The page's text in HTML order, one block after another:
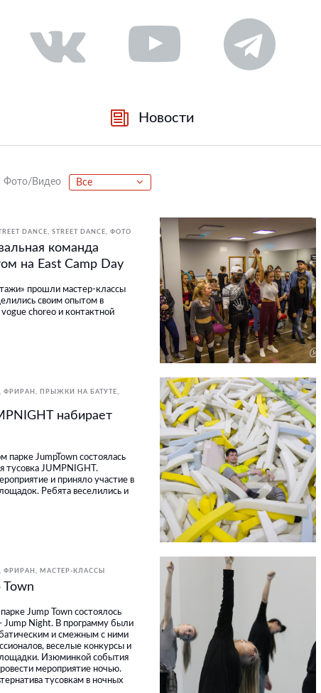
Новости
Фото/Видео Все
DANCE STREET DANCE ФОТО
команда
на East Camp Day
прошли мастер-классы
своим опытом в
choreo и контактной
ФРИРАН
ПРЫЖКИ НА БАТУТЕ
набирает
парке JumpTown состоялась
тусовка JUMPNIGHT.
и приняло участие в
Ребята веселились и
ФРИРАН МАСТЕР-КЛАССЫ
Town
Jump Town состоялось
Jump Night. В программу были
и смежным с ними
веселые конкурсы и
Изюминкой события
мероприятие ночью.
тусовкам в ночных